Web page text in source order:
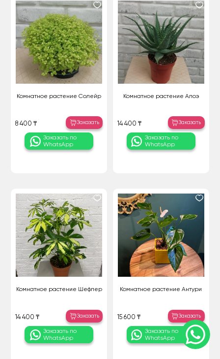
Комнатное растение Солейр
8 400 ₸ Заказать
Заказать по
WhatsApp
Комнатное растение Алоэ
14 400 ₸ Заказать
Заказать по
WhatsApp
Комнатное растение Шефлер
14 400 ₸ Заказать
Заказать по
WhatsApp
Комнатное растение Антури
15 600 ₸ Заказать
Заказать по
WhatsApp